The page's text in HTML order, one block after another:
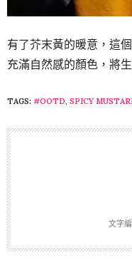
有了芥末黃的暖意，這
充滿自然感的顏色，將
TAGS: #OOTD, SPICY
文字